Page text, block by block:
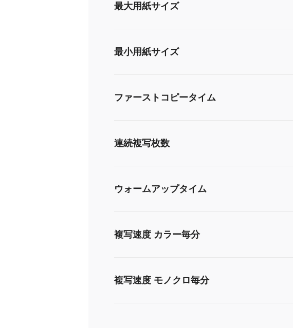
最大用紙サイズ
最小用紙サイズ
ファーストコピータイム
連続複写枚数
ウォームアップタイム
複写速度 カラー毎分
複写速度 モノクロ毎分